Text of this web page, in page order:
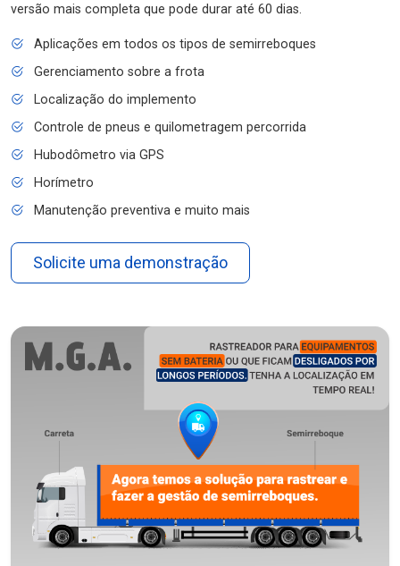
versão mais completa que pode durar até 60 dias.
Aplicações em todos os tipos de semirreboques
Gerenciamento sobre a frota
Localização do implemento
Controle de pneus e quilometragem percorrida
Hubodômetro via GPS
Horímetro
Manutenção preventiva e muito mais
Solicite uma demonstração